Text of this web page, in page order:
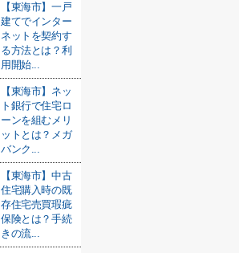
【東海市】一戸
建てでインター
ネットを契約す
る方法とは？利
用開始...
【東海市】ネッ
ト銀行で住宅ロ
ーンを組むメリ
ットとは？メガ
バンク...
【東海市】中古
住宅購入時の既
存住宅売買瑕疵
保険とは？手続
きの流...